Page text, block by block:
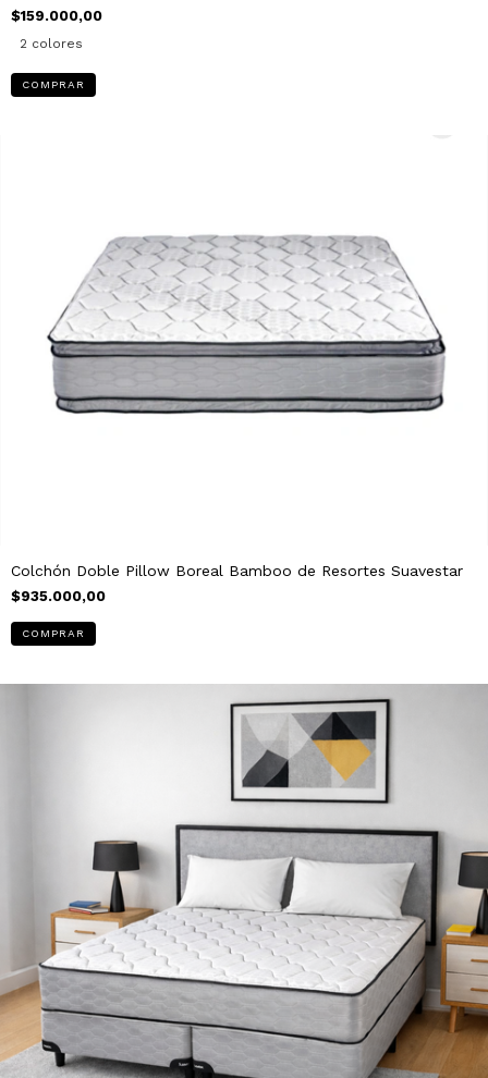
$159.000,00
2 colores
COMPRAR
Colchón Doble Pillow Boreal Bamboo de Resortes Suavestar
$935.000,00
COMPRAR